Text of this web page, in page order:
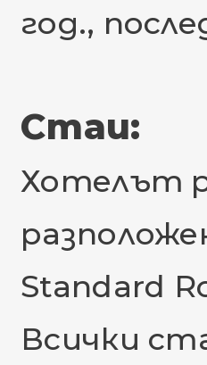
год.,
Стаи:
Хотелът
Standard
Всички